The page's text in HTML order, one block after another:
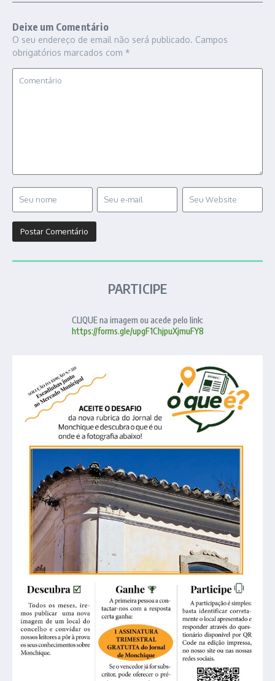
Deixe um Comentário
O seu endereço de email não será publicado. Campos
obrigatórios marcados com *
PARTICIPE
CLIQUE na imagem ou acede pelo link:
https://forms.gle/upgF1ChjpuXjmuFY8